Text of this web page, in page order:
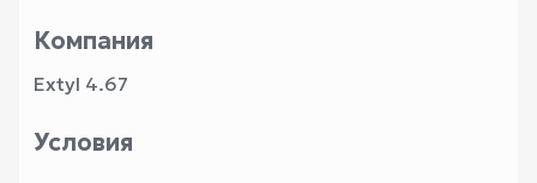
Компания
Extyl 4.67
Условия